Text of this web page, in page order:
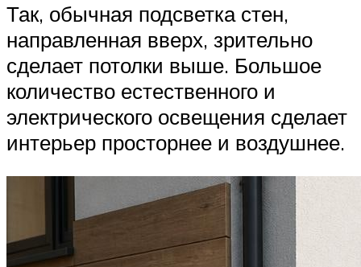
Так, обычная подсветка стен,
направленная вверх, зрительно
сделает потолки выше. Большое
количество естественного и
электрического освещения сделает
интерьер просторнее и воздушнее.